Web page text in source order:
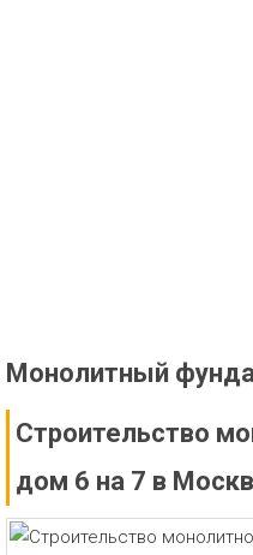
Монолитный
Строительство
дом 6 на 7 в